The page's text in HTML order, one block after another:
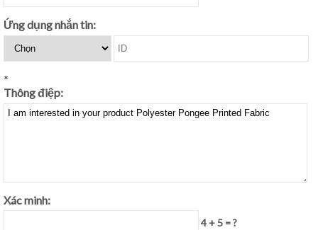
Ứng dụng nhắn tin:
*
Thông điệp:
Xác minh:
4 + 5 = ?